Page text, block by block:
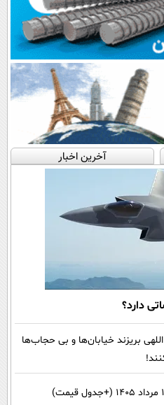
آخرین اخبار
۵۰ هزار حزب اللهی بریزند خیابان‌ها و بی حجاب‌ها